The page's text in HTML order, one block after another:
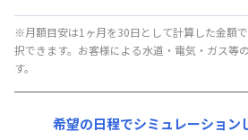
契約事務手数料 : 9,000円/回 (税抜)
その他費用 :
管理費: 18,000円/月 (600円/日)
初期費用
契約事務手数料 : 9,000円/回 (税抜)
月額賃料目安(30日利用)
賃料 : 131,400円/月 (4,380円/日) (税抜)
光熱費他 :
その他費用 :
※月額目安は1ヶ月を30日として計算した金額
択できます。お客様による水道・電気・ガス等
す。
希望の日程でシミュレーション